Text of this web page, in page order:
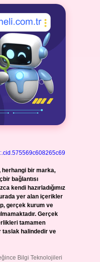
herhangi bir marka,
bağlantısı
kendi hazırladığımız
yer alan içerikler
gerçek kurum ve
Gerçek
tamamen
taslak halindedir ve
Bilgi Teknolojileri